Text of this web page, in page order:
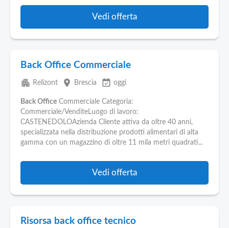
Vedi offerta
Back Office Commerciale
apartment Relizont place Brescia event_available oggi
Back Office Commerciale Categoria:
Commerciale/VenditeLuogo di lavoro:
CASTENEDOLOAzienda Cliente attiva da oltre 40 anni,
specializzata nella distribuzione prodotti alimentari di alta
gamma con un magazzino di oltre 11 mila metri quadrati...
Vedi offerta
Risorsa back office tecnico